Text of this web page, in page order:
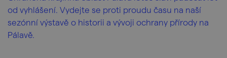
od vyhlášení. Vydejte se proti proudu času na naší
sezónní výstavě o historii a vývoji ochrany přírody na
Pálavě.